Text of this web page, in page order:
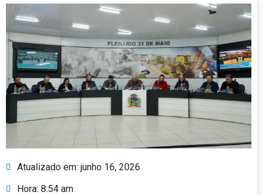
Atualizado em: junho 16, 2026
Hora: 8:54 am